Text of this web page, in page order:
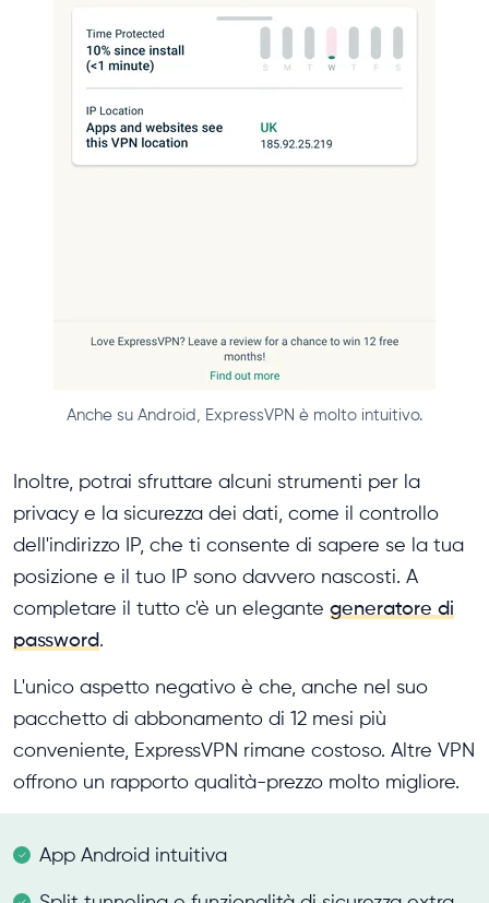
Anche su Android, ExpressVPN è molto intuitivo.
Inoltre, potrai sfruttare alcuni strumenti per la
privacy e la sicurezza dei dati, come il controllo
dell'indirizzo IP, che ti consente di sapere se la tua
posizione e il tuo IP sono davvero nascosti. A
completare il tutto c'è un elegante generatore di
password.
L'unico aspetto negativo è che, anche nel suo
pacchetto di abbonamento di 12 mesi più
conveniente, ExpressVPN rimane costoso. Altre VPN
offrono un rapporto qualità-prezzo molto migliore.
App Android intuitiva